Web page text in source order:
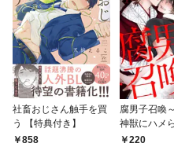
社畜おじさん触手を買
う 【特典付き】
858
腐男子召喚
神獣にハメ
～ 分冊版 1
220